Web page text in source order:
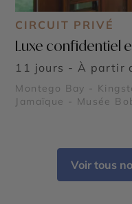
CIRCUIT PRIVÉ
Luxe confidentiel
11 jours - À partir
Montego Bay -
Jamaïque - Musée
Voir tous